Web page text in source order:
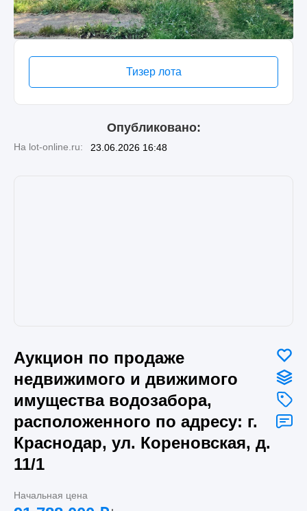
Тизер лота
Опубликовано:
На lot-online.ru: 23.06.2026 16:48
Аукцион по продаже
недвижимого и движимого
имущества водозабора,
расположенного по адресу: г.
Краснодар, ул. Кореновская, д.
11/1
Начальная цена